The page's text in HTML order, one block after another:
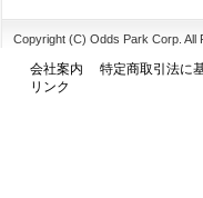
Copyright (C) Odds Park Corp. All
会社案内 特定商取引法に
リンク